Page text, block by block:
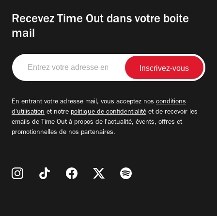
Recevez Time Out dans votre boite
mail
Entrez
votre
adresse
En entrant votre adresse mail, vous acceptez nos conditions
d'utilisation et notre politique de confidentialité et de recevoir les
emails de Time Out à propos de l'actualité, évents, offres et
promotionnelles de nos partenaires.